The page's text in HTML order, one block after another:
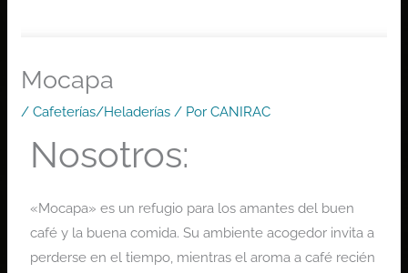
Mocapa
/Cafeterías/Heladerías / PorCANIRAC
Nosotros:
«Mocapa» es un refugio para los amantes del buen
café y la buena comida. Su ambiente acogedor invita a
perderse en el tiempo, mientras el aroma a café recién